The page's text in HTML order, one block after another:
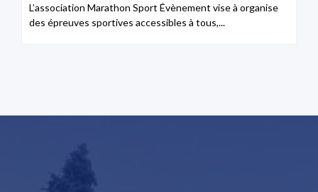
L’association Marathon Sport Évènement vise à organise
des épreuves sportives accessibles à tous,...